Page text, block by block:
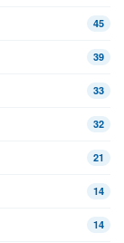
45
39
33
32
21
14
14